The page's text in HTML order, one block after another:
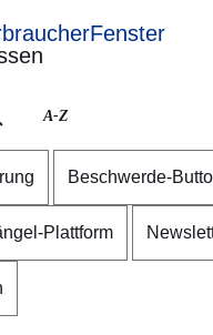
A-Z
Beschwerde-
Plattform